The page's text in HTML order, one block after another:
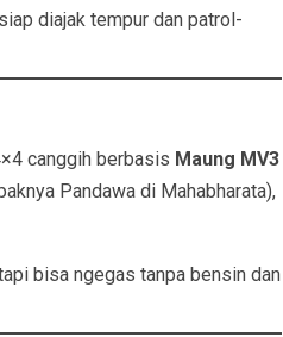
diajak tempur dan patrol-
canggih berbasis Maung MV3
Pandawa di Mahabharata),
bisa ngegas tanpa bensin dan